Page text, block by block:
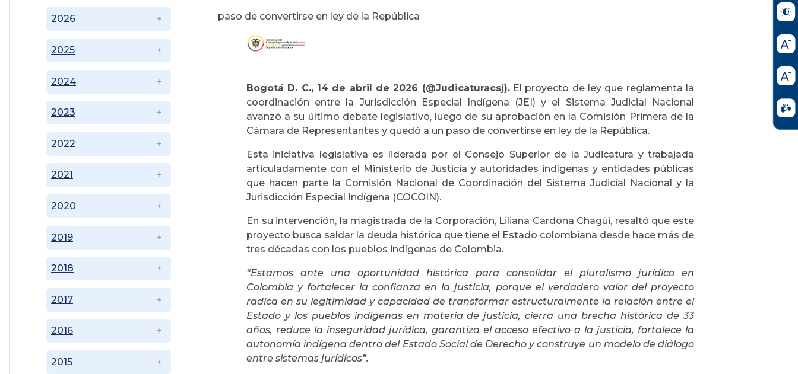
2015
2016
2017
2018
2019
2020
2021
2022
2023
2024
2025
2026
paso de convertirse en ley de la República
Bogotá D. C., 14 de abril de 2026 (@Judicaturacsj).El proyecto de ley que reglamenta la
coordinación entre la Jurisdicción Especial Indígena (JEI) y el Sistema Judicial Nacional
avanzó a su último debate legislativo, luego de su aprobación en la Comisión Primera de la
Cámara de Representantes y quedó a un paso de convertirse en ley de la República.
Esta iniciativa legislativa es liderada por el Consejo Superior de la Judicatura y trabajada
articuladamente con el Ministerio de Justicia y autoridades indígenas y entidades públicas
que hacen parte la Comisión Nacional de Coordinación del Sistema Judicial Nacional y la
Jurisdicción Especial Indígena (COCOIN).
En su intervención, la magistrada de la Corporación, Liliana Cardona Chagüi, resaltó que este
proyecto busca saldar la deuda histórica que tiene el Estado colombiana desde hace más de
tres décadas con los pueblos indígenas de Colombia.
“Estamos ante una oportunidad histórica para consolidar el pluralismo jurídico en
Colombia y fortalecer la confianza en la justicia, porque el verdadero valor del proyecto
radica en su legitimidad y capacidad de transformar estructuralmente la relación entre el
Estado y los pueblos indígenas en materia de justicia, cierra una brecha histórica de 33
años, reduce la inseguridad jurídica, garantiza el acceso efectivo a la justicia, fortalece la
autonomía indígena dentro del Estado Social de Derecho y construye un modelo de diálogo
entre sistemas jurídicos”.